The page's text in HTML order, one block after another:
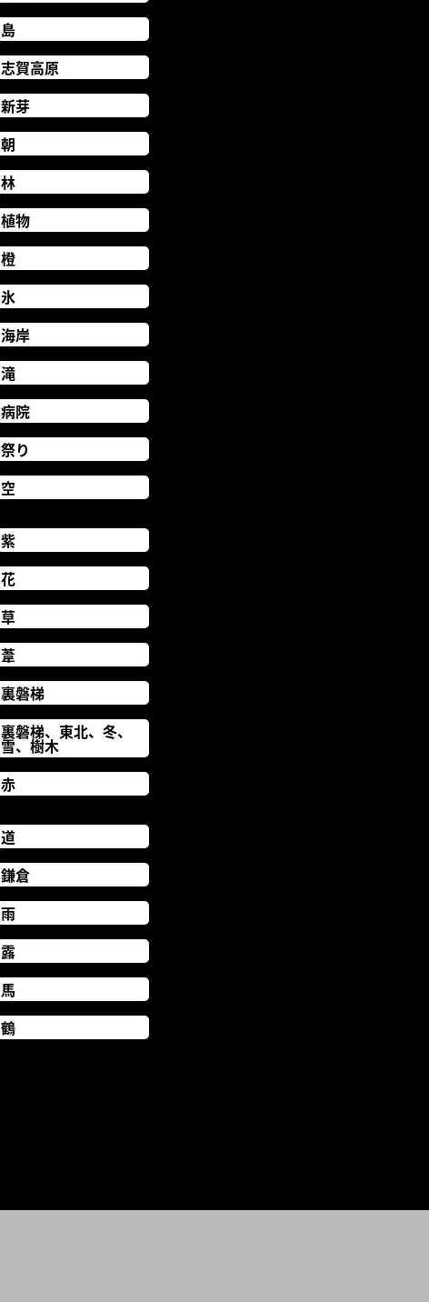
島
志賀高原
新芽
朝
林
植物
橙
氷
海岸
滝
病院
祭り
空
紫
花
草
葦
裏磐梯
裏磐梯、東北、冬、
雪、樹木
赤
道
鎌倉
雨
露
馬
鶴